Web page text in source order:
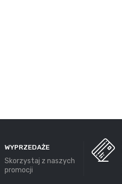
WYPRZEDAŻE
Skorzystaj z naszych
promocji